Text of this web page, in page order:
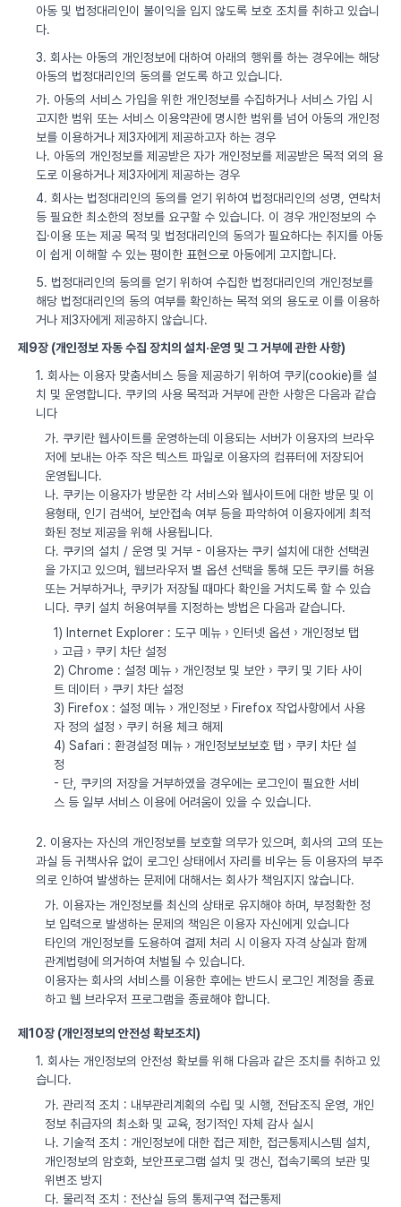
아동 및 법정대리인이 불이익을 입지 않도록 보호 조치를 취하고 있습니
다.
3. 회사는 아동의 개인정보에 대하여 아래의 행위를 하는 경우에는 해당
아동의 법정대리인의 동의를 얻도록 하고 있습니다.
가. 아동의 서비스 가입을 위한 개인정보를 수집하거나 서비스 가입 시
고지한 범위 또는 서비스 이용약관에 명시한 범위를 넘어 아동의 개인정
보를 이용하거나 제3자에게 제공하고자 하는 경우
나. 아동의 개인정보를 제공받은 자가 개인정보를 제공받은 목적 외의 용
도로 이용하거나 제3자에게 제공하는 경우
4. 회사는 법정대리인의 동의를 얻기 위하여 법정대리인의 성명, 연락처
등 필요한 최소한의 정보를 요구할 수 있습니다. 이 경우 개인정보의 수
집·이용 또는 제공 목적 및 법정대리인의 동의가 필요하다는 취지를 아동
이 쉽게 이해할 수 있는 평이한 표현으로 아동에게 고지합니다.
5. 법정대리인의 동의를 얻기 위하여 수집한 법정대리인의 개인정보를
해당 법정대리인의 동의 여부를 확인하는 목적 외의 용도로 이를 이용하
거나 제3자에게 제공하지 않습니다.
제9장 (개인정보 자동 수집 장치의 설치·운영 및 그 거부에 관한 사항)
1. 회사는 이용자 맞춤서비스 등을 제공하기 위하여 쿠키(cookie)를 설
치 및 운영합니다. 쿠키의 사용 목적과 거부에 관한 사항은 다음과 같습
니다
가. 쿠키란 웹사이트를 운영하는데 이용되는 서버가 이용자의 브라우
저에 보내는 아주 작은 텍스트 파일로 이용자의 컴퓨터에 저장되어
운영됩니다.
나. 쿠키는 이용자가 방문한 각 서비스와 웹사이트에 대한 방문 및 이
용형태, 인기 검색어, 보안접속 여부 등을 파악하여 이용자에게 최적
화된 정보 제공을 위해 사용됩니다.
다. 쿠키의 설치 / 운영 및 거부 - 이용자는 쿠키 설치에 대한 선택권
을 가지고 있으며, 웹브라우저 별 옵션 선택을 통해 모든 쿠키를 허용
또는 거부하거나, 쿠키가 저장될 때마다 확인을 거치도록 할 수 있습
니다. 쿠키 설치 허용여부를 지정하는 방법은 다음과 같습니다.
1) Internet Explorer : 도구 메뉴 › 인터넷 옵션 › 개인정보 탭
› 고급 › 쿠키 차단 설정
2) Chrome : 설정 메뉴 › 개인정보 및 보안 › 쿠키 및 기타 사이
트 데이터 › 쿠키 차단 설정
3) Firefox : 설정 메뉴 › 개인정보 › Firefox 작업사항에서 사용
자 정의 설정 › 쿠키 허용 체크 해제
4) Safari : 환경설정 메뉴 › 개인정보보보호 탭 › 쿠키 차단 설
정
- 단, 쿠키의 저장을 거부하였을 경우에는 로그인이 필요한 서비
스 등 일부 서비스 이용에 어려움이 있을 수 있습니다.
2. 이용자는 자신의 개인정보를 보호할 의무가 있으며, 회사의 고의 또는
과실 등 귀책사유 없이 로그인 상태에서 자리를 비우는 등 이용자의 부주
의로 인하여 발생하는 문제에 대해서는 회사가 책임지지 않습니다.
가. 이용자는 개인정보를 최신의 상태로 유지해야 하며, 부정확한 정
보 입력으로 발생하는 문제의 책임은 이용자 자신에게 있습니다
타인의 개인정보를 도용하여 결제 처리 시 이용자 자격 상실과 함께
관계법령에 의거하여 처벌될 수 있습니다.
이용자는 회사의 서비스를 이용한 후에는 반드시 로그인 계정을 종료
하고 웹 브라우저 프로그램을 종료해야 합니다.
제10장 (개인정보의 안전성 확보조치)
1. 회사는 개인정보의 안전성 확보를 위해 다음과 같은 조치를 취하고 있
습니다.
가. 관리적 조치 : 내부관리계획의 수립 및 시행, 전담조직 운영, 개인
정보 취급자의 최소화 및 교육, 정기적인 자체 감사 실시
나. 기술적 조치 : 개인정보에 대한 접근 제한, 접근통제시스템 설치,
개인정보의 암호화, 보안프로그램 설치 및 갱신, 접속기록의 보관 및
위변조 방지
다. 물리적 조치 : 전산실 등의 통제구역 접근통제